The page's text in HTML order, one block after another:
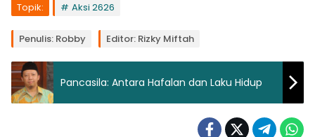
Topik:
Aksi 2626
Penulis: Robby Editor: Rizky Miftah
Pancasila: Antara Hafalan dan Laku Hidup